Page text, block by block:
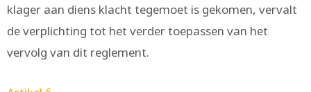
klager aan diens klacht tegemoet is gekomen, vervalt
de verplichting tot het verder toepassen van het
vervolg van dit reglement.